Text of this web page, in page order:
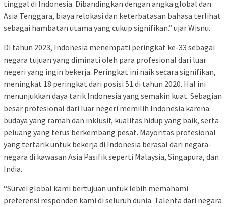
tinggal di Indonesia. Dibandingkan dengan angka global dan
Asia Tenggara, biaya relokasi dan keterbatasan bahasa terlihat
sebagai hambatan utama yang cukup signifikan.” ujar Wisnu.
Di tahun 2023, Indonesia menempati peringkat ke-33 sebagai
negara tujuan yang diminati oleh para profesional dari luar
negeri yang ingin bekerja. Peringkat ini naik secara signifikan,
meningkat 18 peringkat dari posisi 51 di tahun 2020. Hal ini
menunjukkan daya tarik Indonesia yang semakin kuat. Sebagian
besar profesional dari luar negeri memilih Indonesia karena
budaya yang ramah dan inklusif, kualitas hidup yang baik, serta
peluang yang terus berkembang pesat. Mayoritas profesional
yang tertarik untuk bekerja di Indonesia berasal dari negara-
negara di kawasan Asia Pasifik seperti Malaysia, Singapura, dan
India.
“Survei global kami bertujuan untuk lebih memahami
preferensi responden kami di seluruh dunia. Talenta dari negara